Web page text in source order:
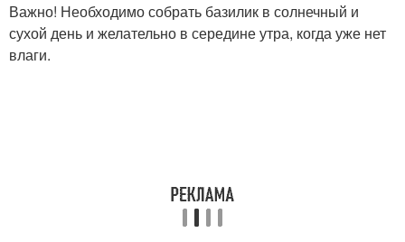
Важно! Необходимо собрать базилик в солнечный и
сухой день и желательно в середине утра, когда уже нет
влаги.